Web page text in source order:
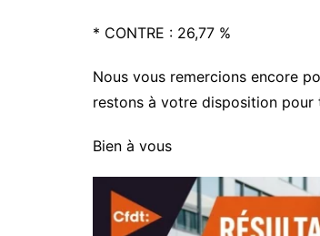
* CONTRE : 26,77 %
Nous vous remercions encore
restons à votre disposition pour
Bien à vous